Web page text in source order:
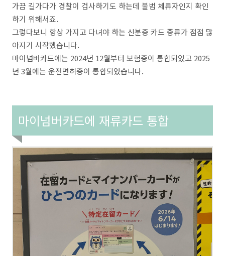
가끔 길가다가 경찰이 검사하기도 하는데 불법 체류자인지 확인
하기 위해서죠.
그렇다보니 항상 가지고 다녀야 하는 신분증 카드 종류가 점점 많
아지기 시작했습니다.
마이넘버카드에는 2024년 12월부터 보험증이 통합되었고 2025
년 3월에는 운전면허증이 통합되었습니다.
마이넘버카드에 재류카드 통합